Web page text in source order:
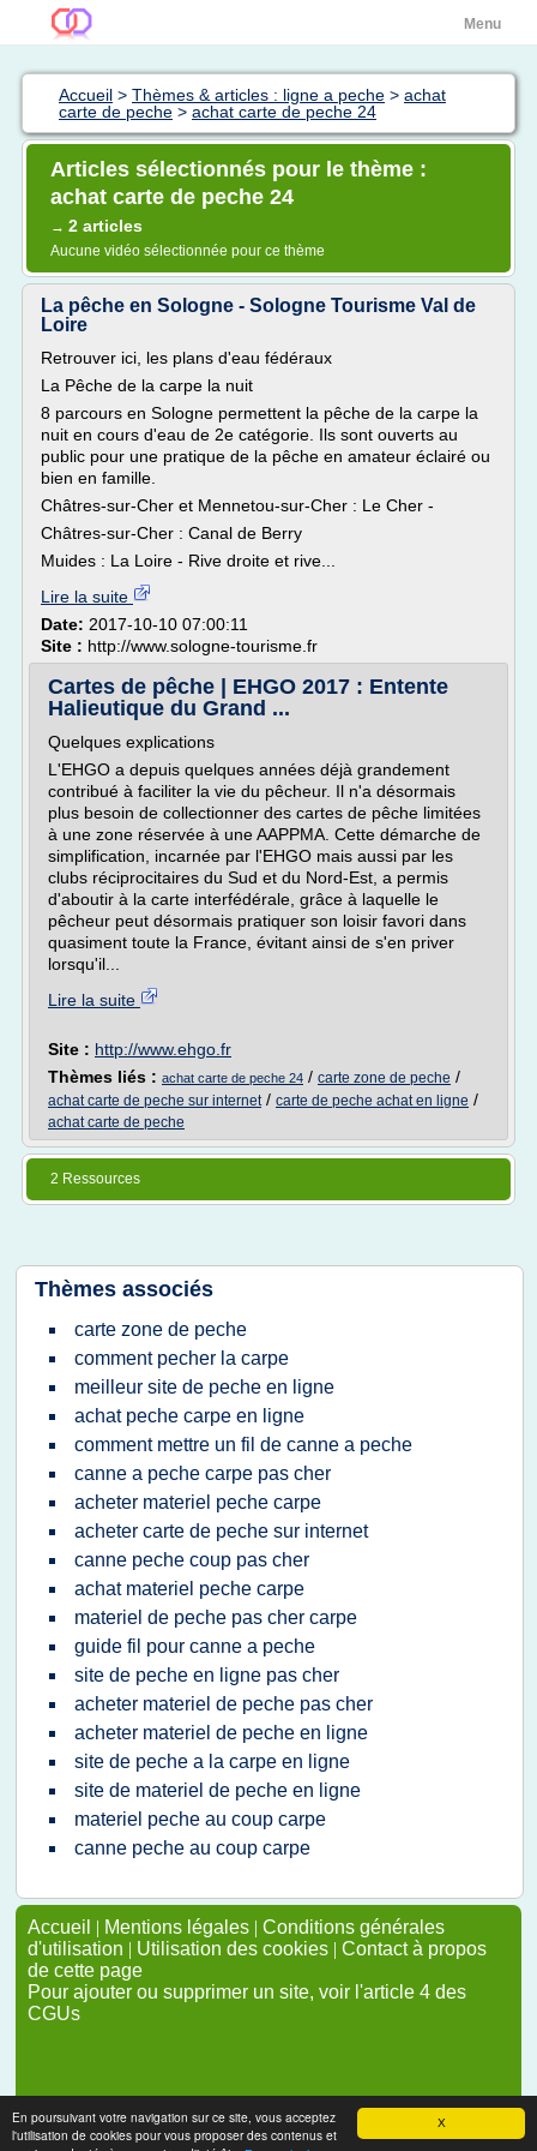
X
En poursuivant votre navigation sur ce site, vous acceptez
l'utilisation de cookies pour vous proposer des contenus et
Menu
Accueil > Thèmes & articles : ligne a peche > achat
carte de peche > achat carte de peche 24
Articles sélectionnés pour le thème :
achat carte de peche 24
→ 2 articles
Aucune vidéo sélectionnée pour ce thème
La pêche en Sologne - Sologne Tourisme Val de
Loire
Retrouver ici, les plans d'eau fédéraux
La Pêche de la carpe la nuit
8 parcours en Sologne permettent la pêche de la carpe la
nuit en cours d'eau de 2e catégorie. Ils sont ouverts au
public pour une pratique de la pêche en amateur éclairé ou
bien en famille.
Châtres-sur-Cher et Mennetou-sur-Cher : Le Cher -
Châtres-sur-Cher : Canal de Berry
Muides : La Loire - Rive droite et rive...
Lire la suite
Date: 2017-10-10 07:00:11
Site : http://www.sologne-tourisme.fr
Cartes de pêche | EHGO 2017 : Entente
Halieutique du Grand ...
Quelques explications
L'EHGO a depuis quelques années déjà grandement
contribué à faciliter la vie du pêcheur. Il n'a désormais
plus besoin de collectionner des cartes de pêche limitées
à une zone réservée à une AAPPMA. Cette démarche de
simplification, incarnée par l'EHGO mais aussi par les
clubs réciprocitaires du Sud et du Nord-Est, a permis
d'aboutir à la carte interfédérale, grâce à laquelle le
pêcheur peut désormais pratiquer son loisir favori dans
quasiment toute la France, évitant ainsi de s'en priver
lorsqu'il...
Lire la suite
Site : http://www.ehgo.fr
Thèmes liés : achat carte de peche 24 / carte zone de peche /
achat carte de peche sur internet/ carte de peche achat en ligne /
achat carte de peche
2 Ressources
Thèmes associés
carte zone de peche
comment pecher la carpe
meilleur site de peche en ligne
achat peche carpe en ligne
comment mettre un fil de canne a peche
canne a peche carpe pas cher
acheter materiel peche carpe
acheter carte de peche sur internet
canne peche coup pas cher
achat materiel peche carpe
materiel de peche pas cher carpe
guide fil pour canne a peche
site de peche en ligne pas cher
acheter materiel de peche pas cher
acheter materiel de peche en ligne
site de peche a la carpe en ligne
site de materiel de peche en ligne
materiel peche au coup carpe
canne peche au coup carpe
Accueil | Mentions légales | Conditions générales
d'utilisation | Utilisation des cookies | Contact à propos
de cette page
Pour ajouter ou supprimer un site, voir l'article 4 des
CGUs